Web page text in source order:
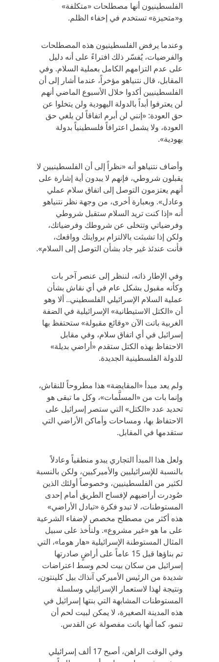
الفلسطينيون أنها مصطلحات «متكلفة»
و«متحيزة» تستخدم في إخفاء الظلم.
وعندما يرفض الفلسطينيون هذه المصطلحات
والفرضيات، يُفسّر ذلك افتراءً على أنه دليل
على عدم التزامهم الكامل بعملية السلام. وفي
المقابل، قال نتنياهو مؤخراً، عندما أشار إلى أن
الفلسطينيين أكدوا خلال الأسبوع الماضي أنهم
لن يعترفوا أبداً بالدولة اليهودية ولن يتخلوا عن
حق العودة: «إنني لن أبرم اتفاقاً لن يلغي حق
العودة، ولا يشمل اعترافاً فلسطينياً بدولة
يهودية».
وأضاف نتنياهو أنه «نظراً إلى أن الفلسطينيين لا
يقبلون شروطي، فإنهم لا يبدون أية إشارة على
أنهم يعتزمون التوصل إلى اتفاق سلام عملي
وعادل». وبعبارة أخرى، من وجهة نظر نتنياهو
أنه «إذا كنت تريد السلام ستقبل شروطي
وفرضياتي وتتخلى عن شروطك وفرضياتك،
ولكن إذا تشبثت بالالتزام بروايتك وواقعك،
فأنت عندئذ غير جاد بشأن التوصل إلى السلام».
وفي الإطار ذاته، لننظر إلى عنصر آخر بات
وكأنه مقبول بشكل عام في أي نقاش بشأن
عملية السلام الإسرائيلي الفلسطيني.. ألا وهو
أن «الكتل الاستيطانية» الإسرائيلية في الضفة
الغربية باتت الآن «وقائع مقبولة» ستحتفظ بها
إسرائيل في أي اتفاق سلام، وفي مقابل
الاحتفاظ بهذه الكتل ستقدم «أراضي بديلة»
للدولة الفلسطينية الجديدة.
ولم يعد مبدأ «المقايضة» هذا مطروحاً للنقاش،
وإنما بات من «المسلَّمات»، وكل ما تبقى هو
تحديد عدد «الكتل» التي ستصر إسرائيل على
الاحتفاظ بها، ومساحات وأماكن الأراضي التي
ستقدمها في المقابل.
ولعل هذا المبدأ التجاري يبدو منطقياً وعادلاً
بالنسبة للإسرائيليين والأميركيين، ولكن بالنسبة
لكثير من الفلسطينيين، وخصوصاً أولئك الذين
صُودرت أراضيهم لإفساح الطريق أمام إحدى
المستوطنات، لا تبدو فكرة «تبادل الأراضي»
هذه أكثر من مصطلح مخصص لإضفاء الشرعية
على ما هو «غير مشروع». ولنأخذ على سبيل
المثال المستوطنة الإسرائيلية «هار هوما»، التي
تم بناؤها قبل 15 عاماً على أراضٍ صادرتها
إسرائيل من سكان بيت لحم وسط اعتراضات
شديدة من الرئيس الأميركي آنذاك بيل كلينتون،
ونتيجة لهذا لاستعمار الإسرائيلي وسلسلة
المستوطنات المشابهة التي بنتها إسرائيل في
هذه المدينة الصغيرة، لا يمكن لبيت لحم أن
تنمو، كما أنها باتت مفصولة عن القدس.
وفي الوقت الراهن، أصبح 17 ألف إسرائيلي